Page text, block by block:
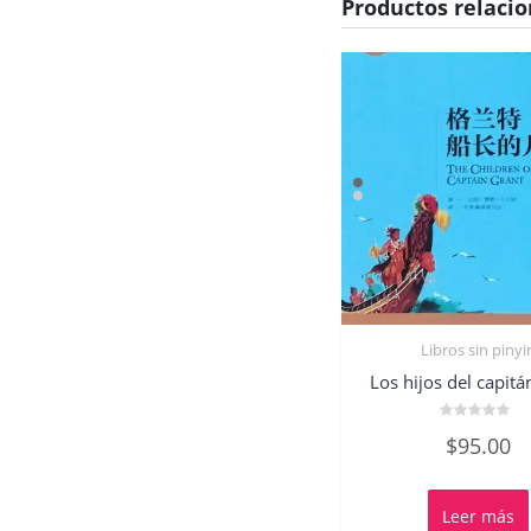
Productos
Libros sin
Los hijos del
con
5
$95.00
Leer más